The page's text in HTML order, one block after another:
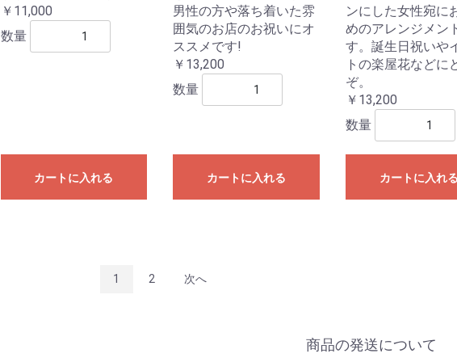
￥11,000
数量
カートに入れる
男性の方や落ち着いた雰
囲気のお店のお祝いにオ
ススメです!
￥13,200
数量
カートに入れる
ンにした女性宛に
めのアレンジメン
す。誕生日祝いや
トの楽屋花などに
ぞ。
￥13,200
数量
カートに入れる
1 2 次へ
商品の発送について